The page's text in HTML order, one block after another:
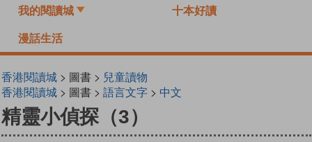
我的閱讀城 十本好讀
漫話生活
香港閱讀城> 圖書 > 兒童讀物
香港閱讀城> 圖書 > 語言文字> 中文
精靈小偵探（3）